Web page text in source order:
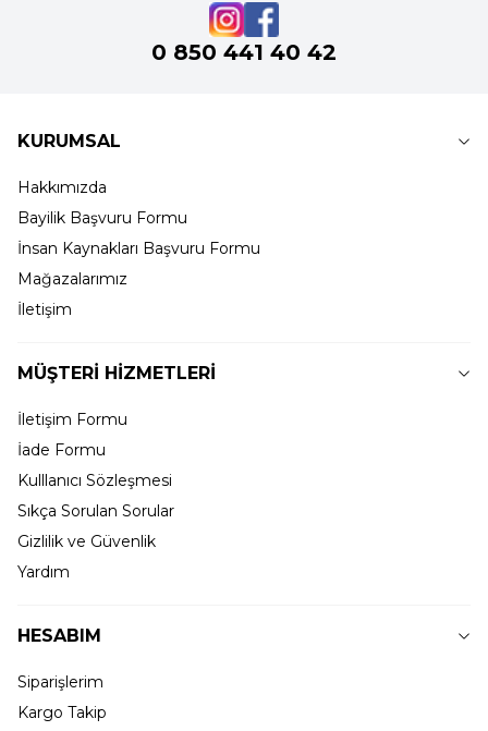
0 850 441 40 42
KURUMSAL
Hakkımızda
Bayilik Başvuru Formu
İnsan Kaynakları Başvuru Formu
Mağazalarımız
İletişim
MÜŞTERİ HİZMETLERİ
İletişim Formu
İade Formu
Kulllanıcı Sözleşmesi
Sıkça Sorulan Sorular
Gizlilik ve Güvenlik
Yardım
HESABIM
Siparişlerim
Kargo Takip